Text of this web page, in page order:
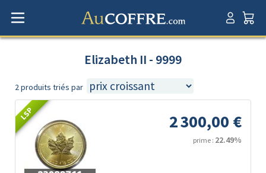
Elizabeth II - 9999
2 produits triés par
LSP 2 300,00 €
prime : 22.49%